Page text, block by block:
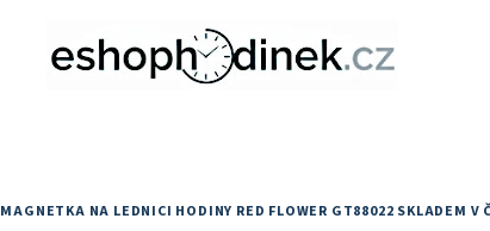
MAGNETKA NA LEDNICI HODINY RED FLOWER GT88022 SKLADEM V